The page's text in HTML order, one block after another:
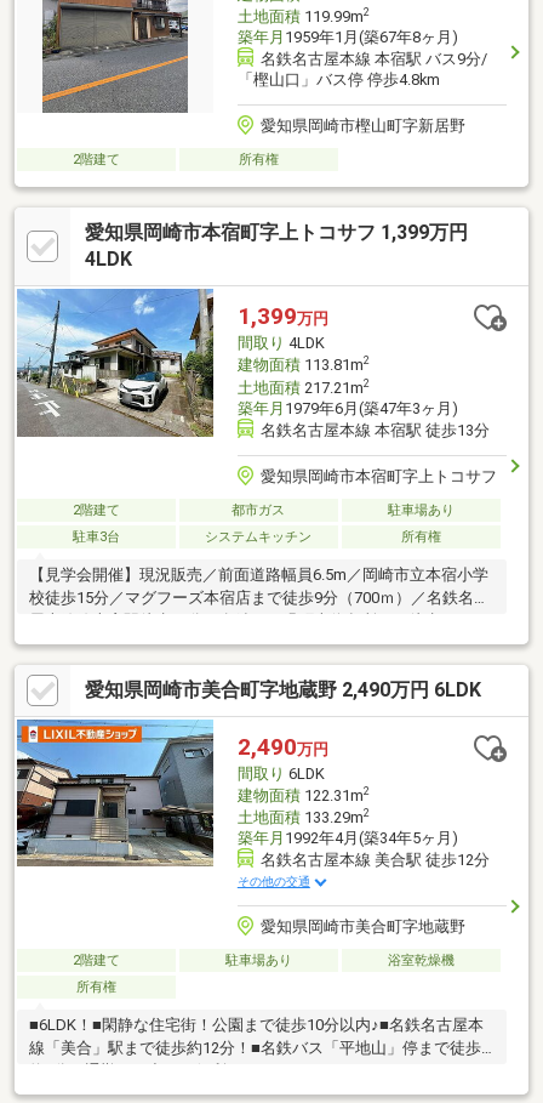
土地面積119.99m2
築年月 1959年1月(築67年8ヶ月)
名鉄名古屋本線 本宿駅 バス9分/
「樫山口」バス停 停歩4.8km
愛知県岡崎市樫山町字新居野
2階建て 所有権
愛知県岡崎市本宿町字上トコサフ 1,399万円
4LDK
1,399万円
間取り 4LDK
建物面積113.81m2
土地面積217.21m2
築年月 1979年6月(築47年3ヶ月)
名鉄名古屋本線 本宿駅 徒歩13分
愛知県岡崎市本宿町字上トコサフ
2階建て 都市ガス
駐車場あり
駐車3台
システムキッチン 所有権
【見学会開催】現況販売／前面道路幅員6.5m／岡崎市立本宿小学
校徒歩15分／マグフーズ本宿店まで徒歩9分（700ｍ）／名鉄名古
愛知県岡崎市美合町字地蔵野 2,490万円 6LDK
2,490万円
間取り 6LDK
建物面積122.31m2
土地面積133.29m2
築年月 1992年4月(築34年5ヶ月)
名鉄名古屋本線 美合駅 徒歩12分
その他の交通
愛知県岡崎市美合町字地蔵野
2階建て 駐車場あり
浴室乾燥機
所有権
■6LDK！■閑静な住宅街！公園まで徒歩10分以内♪■名鉄名古屋本
線「美合」駅まで徒歩約12分！■名鉄バス「平地山」停まで徒歩